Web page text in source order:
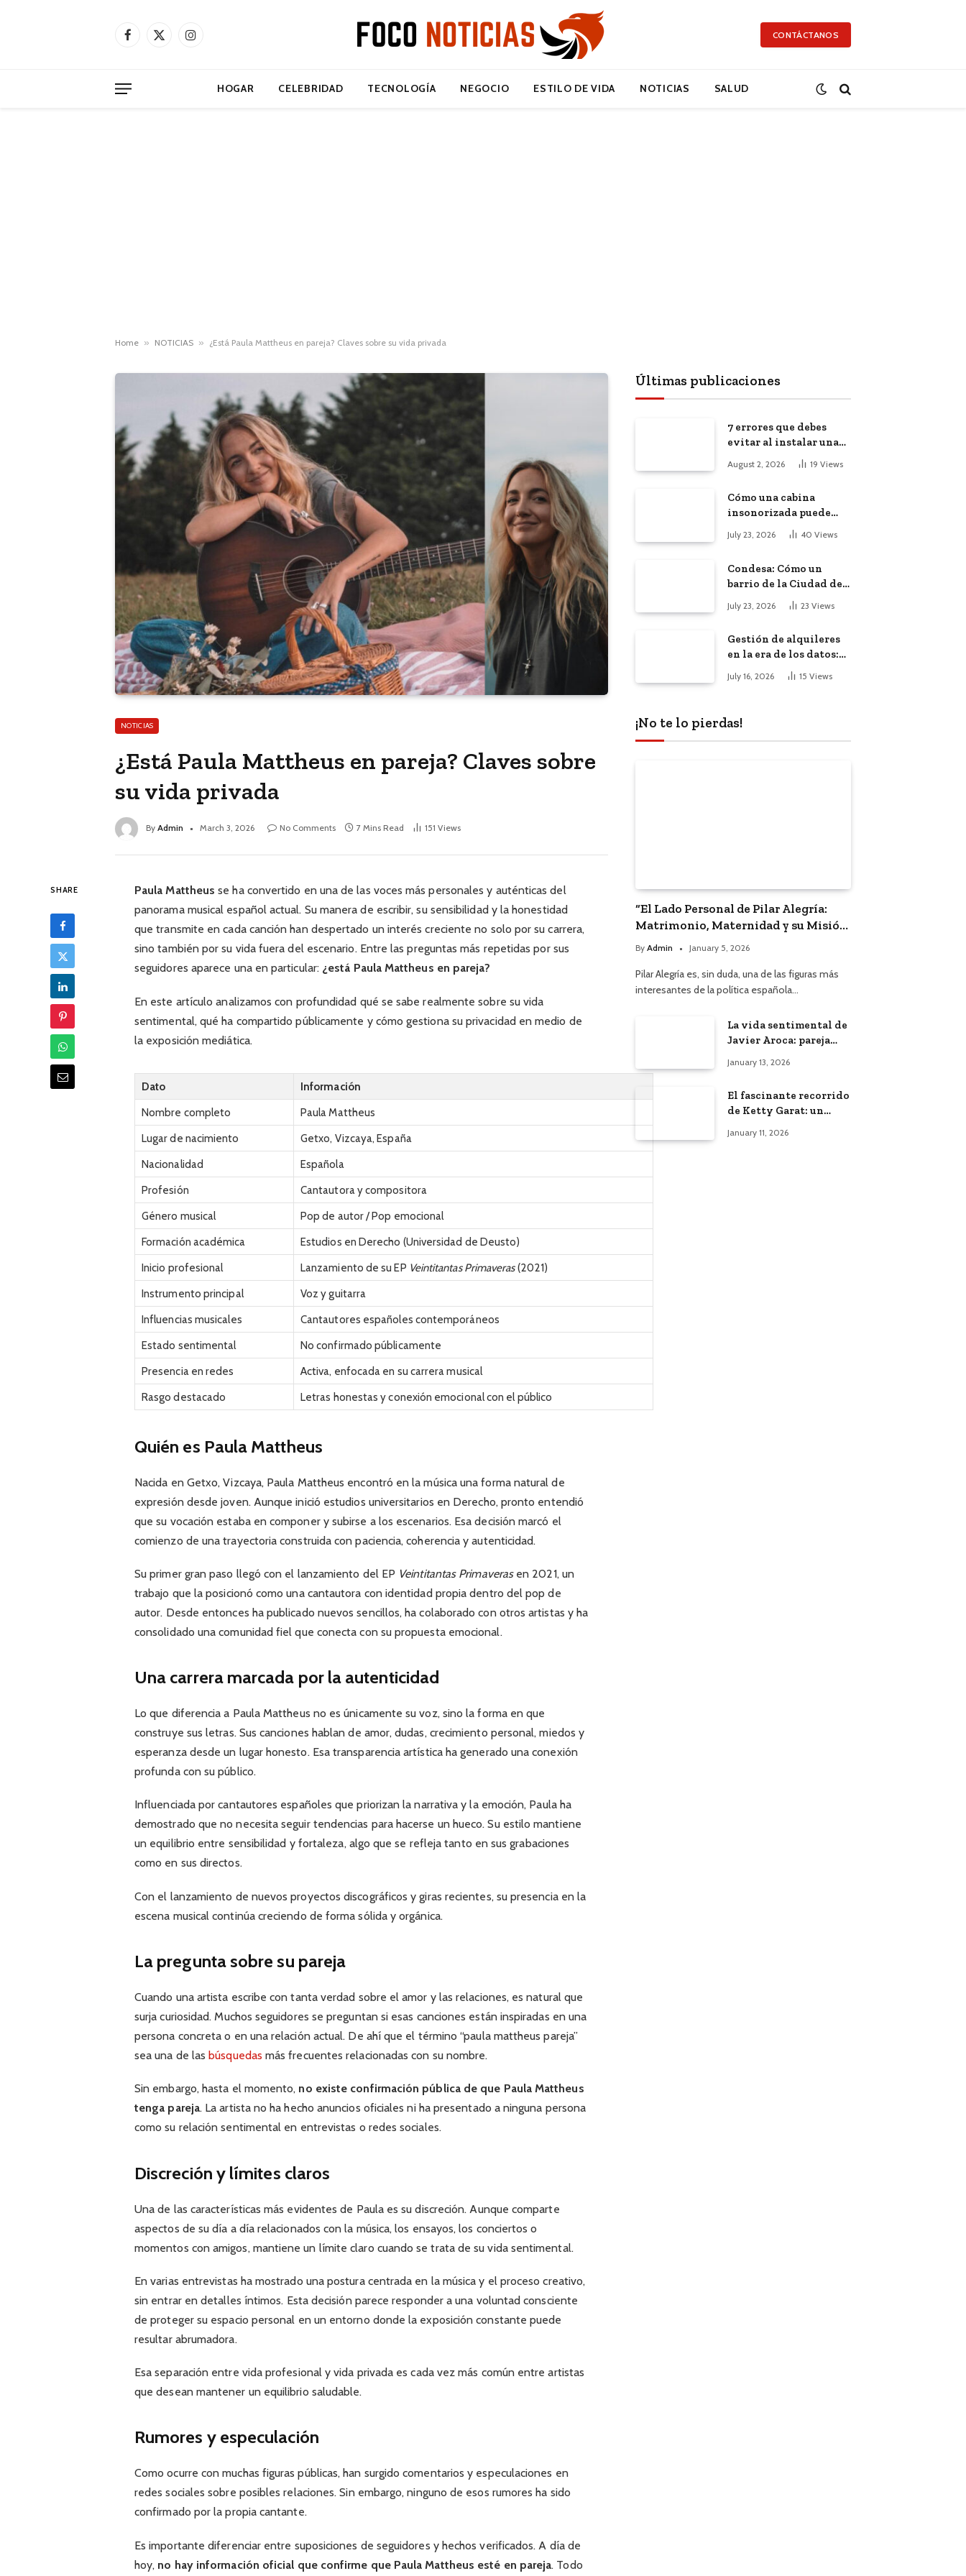
Facebook
X
Instagram CONTÁCTANOS
HOGAR CELEBRIDAD TECNOLOGÍA NEGOCIO ESTILO DE VIDA NOTICIAS SALUD
Home » NOTICIAS » ¿Está Paula Mattheus en pareja? Claves sobre su vida privada
NOTICIAS
¿Está Paula Mattheus en pareja? Claves sobre
su vida privada
By Admin March 3, 2026 No Comments 7 Mins Read 151 Views
SHARE Paula Mattheus se ha convertido en una de las voces más personales y auténticas del
panorama musical español actual. Su manera de escribir, su sensibilidad y la honestidad
que transmite en cada canción han despertado un interés creciente no solo por su carrera,
sino también por su vida fuera del escenario. Entre las preguntas más repetidas por sus
seguidores aparece una en particular: ¿está Paula Mattheus en pareja?
En este artículo analizamos con profundidad qué se sabe realmente sobre su vida
sentimental, qué ha compartido públicamente y cómo gestiona su privacidad en medio de
la exposición mediática.
Dato
Información
Nombre completo
Paula Mattheus
Lugar de nacimiento
Getxo, Vizcaya, España
Nacionalidad
Española
Profesión
Cantautora y compositora
Género musical
Pop de autor / Pop emocional
Formación académica
Estudios en Derecho (Universidad de Deusto)
Inicio profesional
Lanzamiento de su EP Veintitantas Primaveras(2021)
Instrumento principal
Voz y guitarra
Influencias musicales
Cantautores españoles contemporáneos
Estado sentimental
No confirmado públicamente
Presencia en redes
Activa, enfocada en su carrera musical
Rasgo destacado
Letras honestas y conexión emocional con el público
Quién es Paula Mattheus
Nacida en Getxo, Vizcaya, Paula Mattheus encontró en la música una forma natural de
expresión desde joven. Aunque inició estudios universitarios en Derecho, pronto entendió
que su vocación estaba en componer y subirse a los escenarios. Esa decisión marcó el
comienzo de una trayectoria construida con paciencia, coherencia y autenticidad.
Su primer gran paso llegó con el lanzamiento del EP Veintitantas Primaverasen 2021, un
trabajo que la posicionó como una cantautora con identidad propia dentro del pop de
autor. Desde entonces ha publicado nuevos sencillos, ha colaborado con otros artistas y ha
consolidado una comunidad fiel que conecta con su propuesta emocional.
Una carrera marcada por la autenticidad
Lo que diferencia a Paula Mattheus no es únicamente su voz, sino la forma en que
construye sus letras. Sus canciones hablan de amor, dudas, crecimiento personal, miedos y
esperanza desde un lugar honesto. Esa transparencia artística ha generado una conexión
profunda con su público.
Influenciada por cantautores españoles que priorizan la narrativa y la emoción, Paula ha
demostrado que no necesita seguir tendencias para hacerse un hueco. Su estilo mantiene
un equilibrio entre sensibilidad y fortaleza, algo que se refleja tanto en sus grabaciones
como en sus directos.
Con el lanzamiento de nuevos proyectos discográficos y giras recientes, su presencia en la
escena musical continúa creciendo de forma sólida y orgánica.
La pregunta sobre su pareja
Cuando una artista escribe con tanta verdad sobre el amor y las relaciones, es natural que
surja curiosidad. Muchos seguidores se preguntan si esas canciones están inspiradas en una
persona concreta o en una relación actual. De ahí que el término “paula mattheus pareja”
sea una de las búsquedas más frecuentes relacionadas con su nombre.
Sin embargo, hasta el momento, no existe confirmación pública de que Paula Mattheus
tenga pareja. La artista no ha hecho anuncios oficiales ni ha presentado a ninguna persona
como su relación sentimental en entrevistas o redes sociales.
Discreción y límites claros
Una de las características más evidentes de Paula es su discreción. Aunque comparte
aspectos de su día a día relacionados con la música, los ensayos, los conciertos o
momentos con amigos, mantiene un límite claro cuando se trata de su vida sentimental.
En varias entrevistas ha mostrado una postura centrada en la música y el proceso creativo,
sin entrar en detalles íntimos. Esta decisión parece responder a una voluntad consciente
de proteger su espacio personal en un entorno donde la exposición constante puede
resultar abrumadora.
Esa separación entre vida profesional y vida privada es cada vez más común entre artistas
que desean mantener un equilibrio saludable.
Rumores y especulación
Como ocurre con muchas figuras públicas, han surgido comentarios y especulaciones en
redes sociales sobre posibles relaciones. Sin embargo, ninguno de esos rumores ha sido
confirmado por la propia cantante.
Es importante diferenciar entre suposiciones de seguidores y hechos verificados. A día de
hoy, no hay información oficial que confirme que Paula Mattheus esté en pareja. Todo
Últimas publicaciones
7 errores que debes
evitar al instalar una
red, cámaras o equipos
tecnológicos en una
August 2, 2026 19 Views
Cómo una cabina
insonorizada puede
productividad de tu
July 23, 2026 40 Views
Condesa: Cómo un
barrio de la Ciudad de
México atrajo a
trabajadores remotos
July 23, 2026 23 Views
Gestión de alquileres
en la era de los datos:
El impacto de la
inteligencia artificial
July 16, 2026 15 Views
¡No te lo pierdas!
“El Lado Personal de Pilar Alegría:
Matrimonio, Maternidad y su Misión
Política”
By Admin January 5, 2026
Pilar Alegría es, sin duda, una de las figuras más
interesantes de la política española…
La vida sentimental de
Javier Aroca: pareja
Àngels Barceló
January 13, 2026
El fascinante recorrido
de Ketty Garat: un
bodas
January 11, 2026